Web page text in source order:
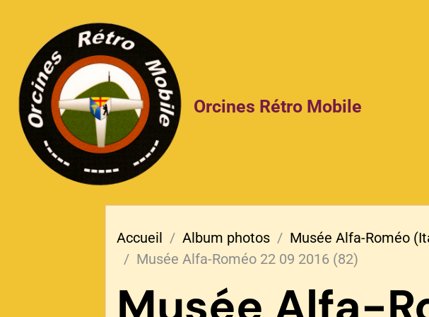
Orcines Rétro Mobile
Accueil Album photos
Musée Alfa-Roméo
Musée Alfa-Roméo 22 09 2016 (82)